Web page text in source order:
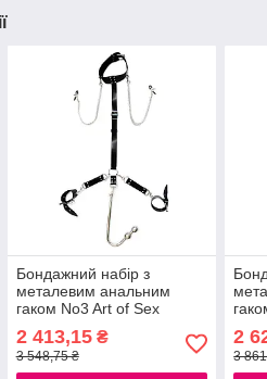
Бондажний набір з
металевим анальним
гаком No3 Art of Sex
anal hook No3
2 413,15₴
3 548,75 ₴
anal
2
3